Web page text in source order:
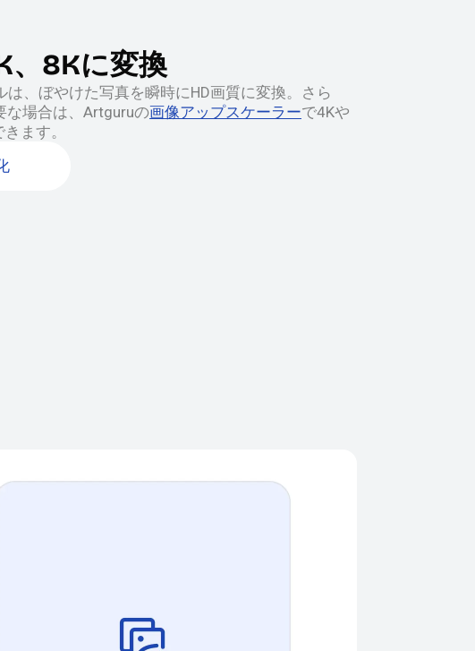
、8Kに変換
、ぼやけた写真を瞬時にHD画質に変換。さら
な場合は、Artguruの画像アップスケーラーで4Kや
ます。